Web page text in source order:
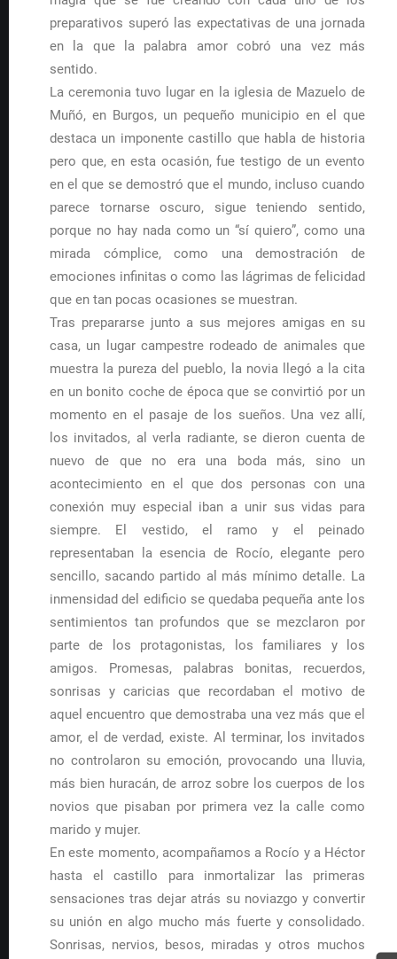
preparativos superó las expectativas de una jornada
en la que la palabra amor cobró una vez más
sentido.
La ceremonia tuvo lugar en la iglesia de Mazuelo de
Muñó, en Burgos, un pequeño municipio en el que
destaca un imponente castillo que habla de historia
pero que, en esta ocasión, fue testigo de un evento
en el que se demostró que el mundo, incluso cuando
parece tornarse oscuro, sigue teniendo sentido,
porque no hay nada como un “sí quiero”, como una
mirada cómplice, como una demostración de
emociones infinitas o como las lágrimas de felicidad
que en tan pocas ocasiones se muestran.
Tras prepararse junto a sus mejores amigas en su
casa, un lugar campestre rodeado de animales que
muestra la pureza del pueblo, la novia llegó a la cita
en un bonito coche de época que se convirtió por un
momento en el pasaje de los sueños. Una vez allí,
los invitados, al verla radiante, se dieron cuenta de
nuevo de que no era una boda más, sino un
acontecimiento en el que dos personas con una
conexión muy especial iban a unir sus vidas para
siempre. El vestido, el ramo y el peinado
representaban la esencia de Rocío, elegante pero
sencillo, sacando partido al más mínimo detalle. La
inmensidad del edificio se quedaba pequeña ante los
sentimientos tan profundos que se mezclaron por
parte de los protagonistas, los familiares y los
amigos. Promesas, palabras bonitas, recuerdos,
sonrisas y caricias que recordaban el motivo de
aquel encuentro que demostraba una vez más que el
amor, el de verdad, existe. Al terminar, los invitados
no controlaron su emoción, provocando una lluvia,
más bien huracán, de arroz sobre los cuerpos de los
novios que pisaban por primera vez la calle como
marido y mujer.
En este momento, acompañamos a Rocío y a Héctor
hasta el castillo para inmortalizar las primeras
sensaciones tras dejar atrás su noviazgo y convertir
su unión en algo mucho más fuerte y consolidado.
Sonrisas, nervios, besos, miradas y otros muchos